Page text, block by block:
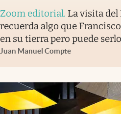
Zoom editorial. La visita del
recuerda algo que
en su tierra pero puede
Juan Manuel Compte